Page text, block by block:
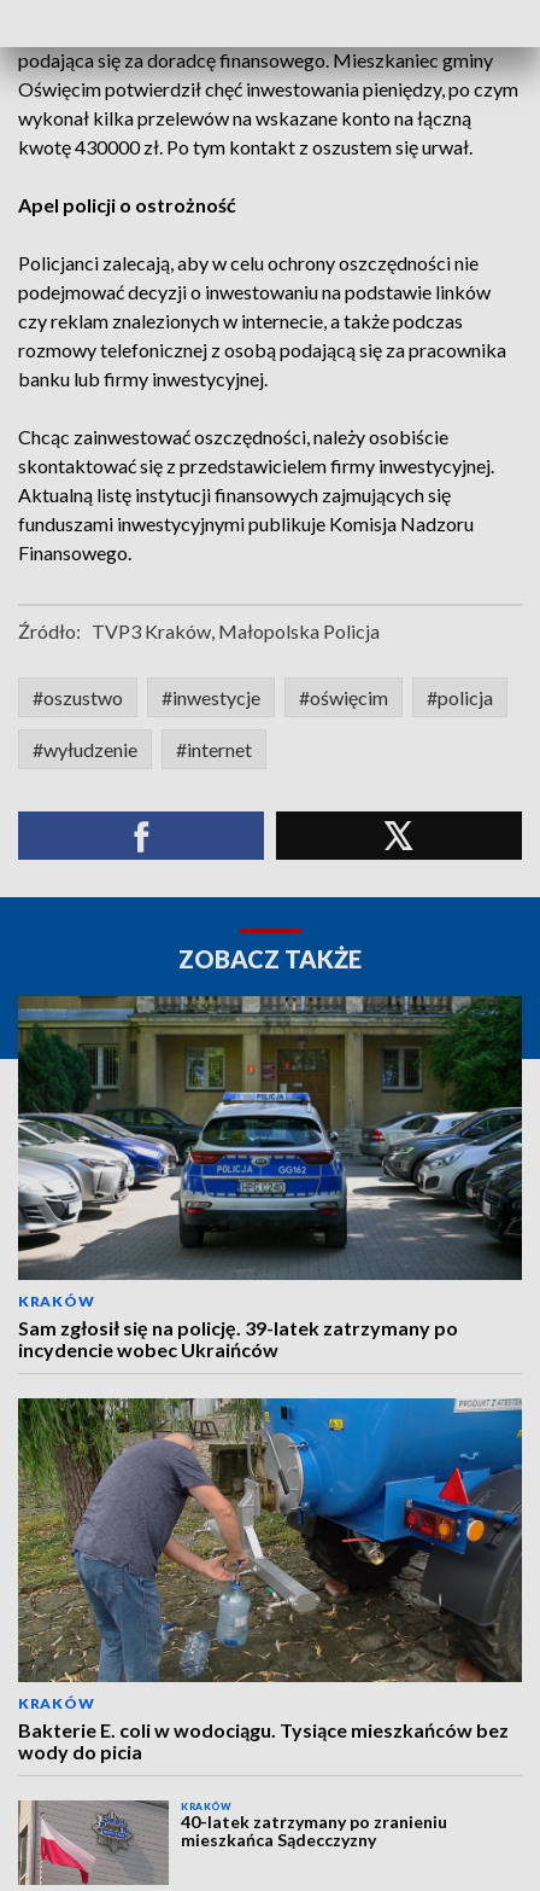
podająca się za doradcę finansowego. Mieszkaniec gminy
Oświęcim potwierdził chęć inwestowania pieniędzy, po czym
wykonał kilka przelewów na wskazane konto na łączną
kwotę 430000 zł. Po tym kontakt z oszustem się urwał.
Apel policji o ostrożność
Policjanci zalecają, aby w celu ochrony oszczędności nie
podejmować decyzji o inwestowaniu na podstawie linków
czy reklam znalezionych w internecie, a także podczas
rozmowy telefonicznej z osobą podającą się za pracownika
banku lub firmy inwestycyjnej.
Chcąc zainwestować oszczędności, należy osobiście
skontaktować się z przedstawicielem firmy inwestycyjnej.
Aktualną listę instytucji finansowych zajmujących się
funduszami inwestycyjnymi publikuje Komisja Nadzoru
Finansowego.
Źródło: TVP3 Kraków, Małopolska Policja
#oszustwo #inwestycje #oświęcim #policja
#wyłudzenie #internet
ZOBACZ TAKŻE
KRAKÓW
Sam zgłosił się na policję. 39-latek zatrzymany po
incydencie wobec Ukraińców
KRAKÓW
Bakterie E. coli w wodociągu. Tysiące mieszkańców bez
wody do picia
KRAKÓW
40-latek zatrzymany po zranieniu
mieszkańca Sądecczyzny